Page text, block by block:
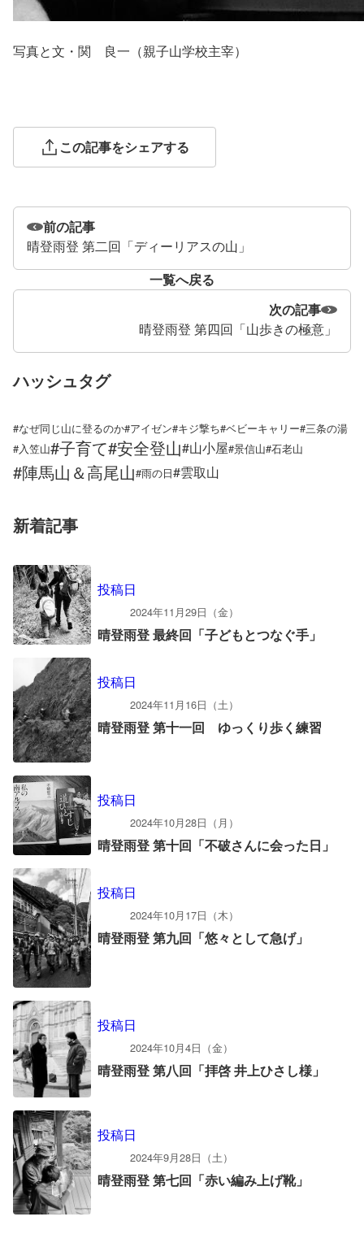
写真と文・関 良一（親子山学校主宰）
この記事をシェアする
前の記事
晴登雨登 第二回「ディーリアスの山」
一覧へ戻る
次の記事
晴登雨登 第四回「山歩きの極意」
ハッシュタグ
#なぜ同じ山に登るのか#アイゼン#キジ撃ち#ベビーキャリー#三条の湯
#入笠山#子育て#安全登山#山小屋#景信山#石老山
#陣馬山＆高尾山#雨の日#雲取山
新着記事
投稿日
2024年11月29日（金）
晴登雨登 最終回「子どもとつなぐ手」
投稿日
2024年11月16日（土）
晴登雨登 第十一回 ゆっくり歩く練習
投稿日
2024年10月28日（月）
晴登雨登 第十回「不破さんに会った日」
投稿日
2024年10月17日（木）
晴登雨登 第九回「悠々として急げ」
投稿日
2024年10月4日（金）
晴登雨登 第八回「拝啓 井上ひさし様」
投稿日
2024年9月28日（土）
晴登雨登 第七回「赤い編み上げ靴」